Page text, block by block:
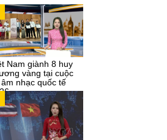
Nam giành 8 huy
vàng tại cuộc
nhạc quốc tế